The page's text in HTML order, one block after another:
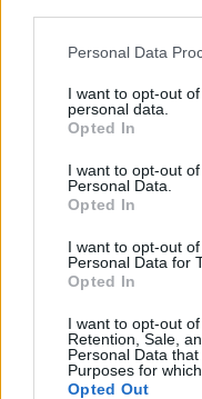
Personal Data
I want to opt-out
personal data.
Opted In
I want to opt-out
Personal Data.
Opted In
I want to opt-out
Personal Data for
Opted In
I want to opt-out
Retention, Sale,
Personal Data
Purposes for
Opted Out
50%υγρ.
31
31 °C
50%υγρ.
3
29°C
54%υγρ.
3